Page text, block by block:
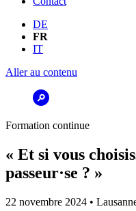
DE
FR
IT
Aller au contenu
Formation continue
« Et si vous
passeur·se ? »
22 novembre 2024 •